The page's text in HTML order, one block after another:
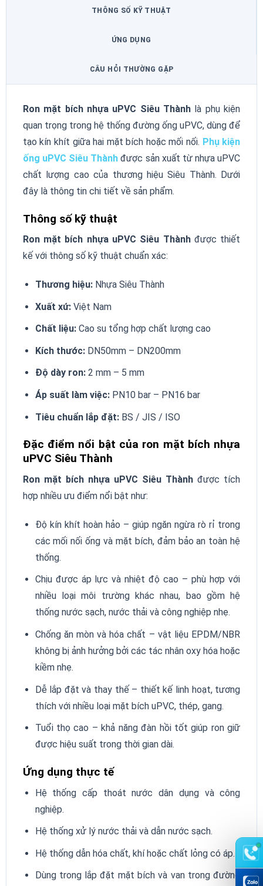
THÔNG SỐ KỸ THUẬT
ỨNG DỤNG
CÂU HỎI THƯỜNG GẶP
Ron mặt bích nhựa uPVC Siêu Thành là phụ kiện
quan trọng trong hệ thống đường ống uPVC, dùng để
tạo kín khít giữa hai mặt bích hoặc mối nối. Phụ kiện
ống uPVC Siêu Thành được sản xuất từ nhựa uPVC
chất lượng cao của thương hiệu Siêu Thành. Dưới
đây là thông tin chi tiết về sản phẩm.
Thông số kỹ thuật
Ron mặt bích nhựa uPVC Siêu Thành được thiết
kế với thông số kỹ thuật chuẩn xác:
Thương hiệu:Nhựa Siêu Thành
Xuất xứ:Việt Nam
Chất liệu:Cao su tổng hợp chất lượng cao
Kích thước:DN50mm – DN200mm
Độ dày ron:2 mm – 5 mm
Áp suất làm việc:PN10 bar – PN16 bar
Tiêu chuẩn lắp đặt:BS / JIS / ISO
Đặc điểm nổi bật của ron mặt bích nhựa
uPVC Siêu Thành
Ron mặt bích nhựa uPVC Siêu Thànhđược tích
hợp nhiều ưu điểm nổi bật như:
Độ kín khít hoàn hảo – giúp ngăn ngừa rò rỉ trong
các mối nối ống và mặt bích, đảm bảo an toàn hệ
thống.
Chịu được áp lực và nhiệt độ cao – phù hợp với
nhiều loại môi trường khác nhau, bao gồm hệ
thống nước sạch, nước thải và công nghiệp nhẹ.
Chống ăn mòn và hóa chất – vật liệu EPDM/NBR
không bị ảnh hưởng bởi các tác nhân oxy hóa hoặc
kiềm nhẹ.
Dễ lắp đặt và thay thế – thiết kế linh hoạt, tương
thích với nhiều loại mặt bích uPVC, thép, gang.
Tuổi thọ cao – khả năng đàn hồi tốt giúp ron giữ
được hiệu suất trong thời gian dài.
Ứng dụng thực tế
Hệ thống cấp thoát nước dân dụng và công
nghiệp.
Hệ thống xử lý nước thải và dẫn nước sạch.
Hệ thống dẫn hóa chất, khí hoặc chất lỏng có áp.
Dùng trong lắp đặt mặt bích và van trong đường